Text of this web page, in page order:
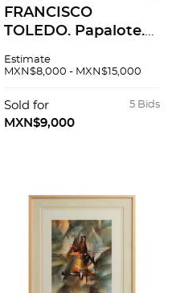
FRANCISCO
TOLEDO. Papalote.
troquel sobre papel
56 cm
Estimate
MXN$8,000 - MXN$15,000
5 Bids
Sold for
MXN$9,000